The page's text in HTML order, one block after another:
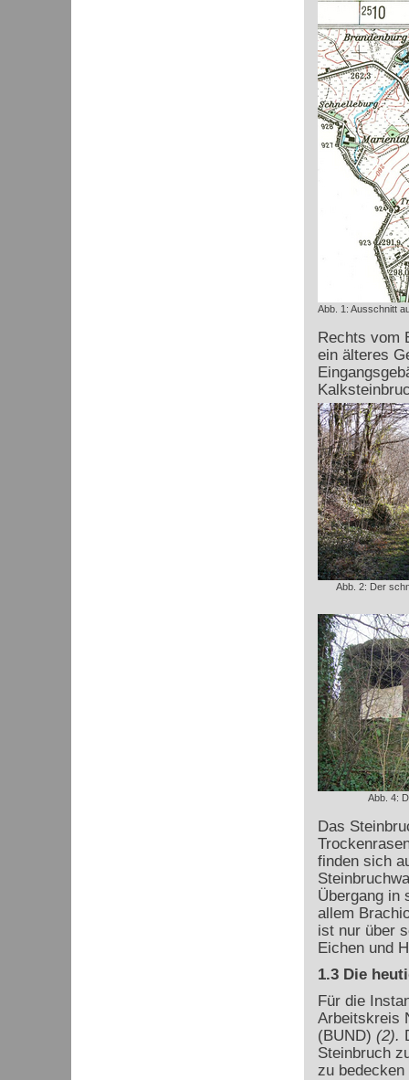
Abb. 1: Ausschnitt
Rechts vom
ein älteres
Abb. 2: Der
Abb. 4:
Das
finden sich
Übergang in
allem
ist nur über
Eichen und
1.3 Die
Für die
Arbeitskreis
(BUND) (2).
Steinbruch
zu